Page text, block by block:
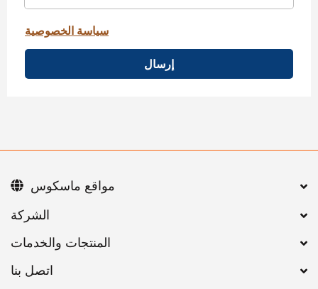
سياسة الخصوصية
إرسال
اتصل بنا
مواقع ماسكوس